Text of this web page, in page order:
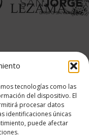
tecnologías como las
del dispositivo. El
procesar datos
identificaciones únicas
puede afectar
cookies